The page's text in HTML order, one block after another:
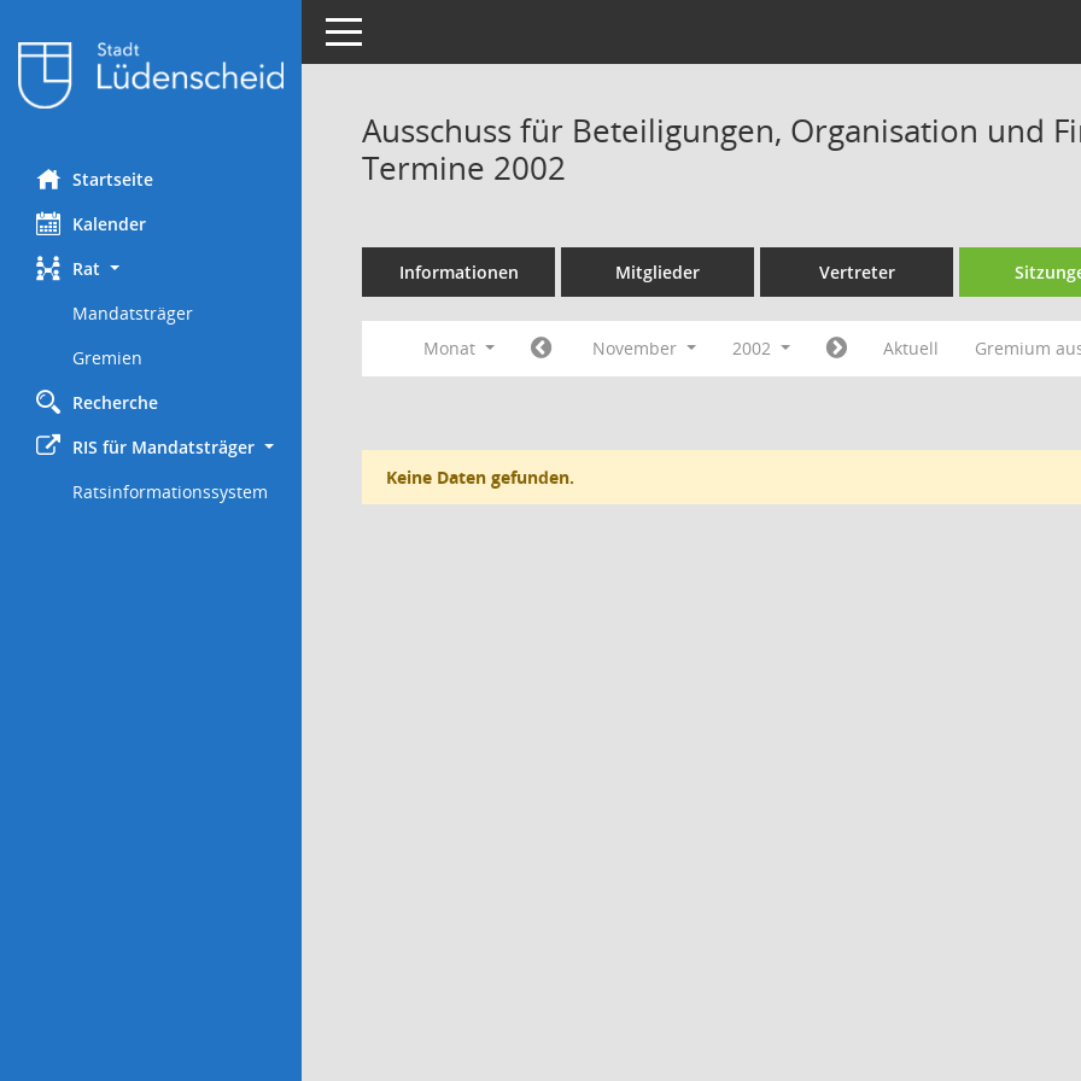
Startseite
Kalender
Rat
Mandatsträger
Gremien
Recherche
RIS für Mandatsträger
Ratsinformationssystem
Toggle navigation
Ausschuss für Beteiligungen, Organisation und
Termine 2002
Informationen Mitglieder Vertreter
Monat November 2002 Aktuell Gremium
Keine Daten gefunden.